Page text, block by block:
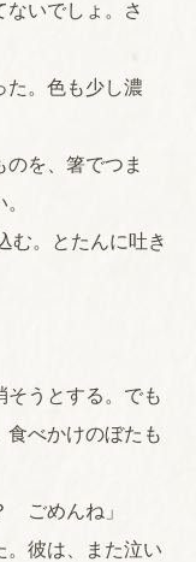
ないでしょ。さ
。色も少し濃
を、箸でつま
む。とたんに吐き
うとする。でも
食べかけのぼたも
ごめんね」
彼は、また泣い